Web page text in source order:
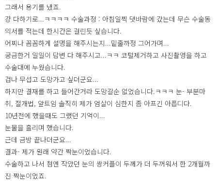
그래서 용기를 냈죠.
걍 다하기로...ㅋㅋㅋㅋ 수술과정 : 아침일찍 댓바람에 갔는데 무슨 수술동
의서를 적는데 한시간은 걸린듯 싶습니다.
어찌나 꼼꼼하게 설명을 해주시는지...밑줄까정 그어가며...
궁금한거 일일이 답변 다 해주시고...ㅋㅋ 코털제거하고 사진촬영을 하고
수술대에 누웠습니다.
겁나 무섭고 도망가고 싶더군요...
하지만 결재를 하고 들어간거라 도망갈순 없었습니다.ㅋㅋㅋ 눈- 부분마
취, 절개법, 앞트임 솔직히 제가 엄살이 심한지 좀 아프긴 아픕디다.
10년전에 했을때도 그랬던 기억이...
눈물을 흘리며 했습니다.
근데 금방 끝나더군요...
결과- 제가 원래 약간 짝눈이었습니다.
수술하고 나서 첨엔 작았던 눈의 쌍커플이 두께가 더 두꺼워서 한 2개월까
진 짝눈이었죠.